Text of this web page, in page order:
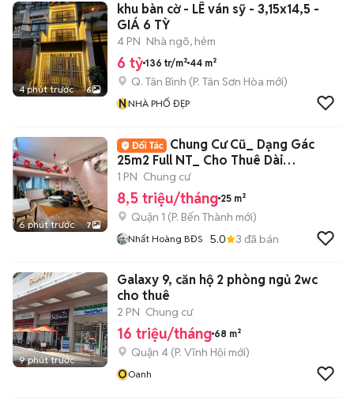
4 phút trước 6
khu bàn cờ - LÊ ván sỹ - 3,15x14,5 -
GIÁ 6 TỲ
4 PN Nhà ngõ, hẻm
6 tỷ 136 tr/m² 44 m²
Q. Tân Bình (P. Tân Sơn Hòa mới)
NNHÀ PHỐ ĐẸP
6 phút trước 7
Chung Cư Cũ_ Dạng Gác
25m2 Full NT_ Cho Thuê Dài
Hạn_Ngay Chợ BThanh
1 PN Chung cư
8,5 triệu/tháng 25 m²
Quận 1 (P. Bến Thành mới)
Nhất Hoàng BĐS 5.0 3 đã bán
9 phút trước
Galaxy 9, căn hộ 2 phòng ngủ 2wc
cho thuê
2 PN Chung cư
16 triệu/tháng 68 m²
Quận 4 (P. Vĩnh Hội mới)
OOanh